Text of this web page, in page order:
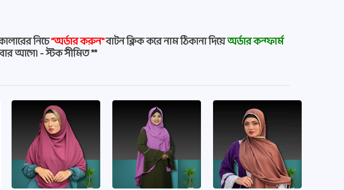
নিচে''অর্ডার করুন''বাটন ক্লিক করে নাম ঠিকানা দিয়েঅর্ডার কন্ফার্ম
আগে। - স্টক সীমিত **